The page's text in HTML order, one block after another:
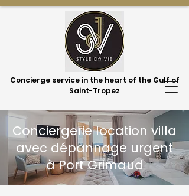
Concierge service in the heart of the Gulf of
Saint-Tropez
Conciergerie location villa
avec dépannage urgent
à Port Grimaud